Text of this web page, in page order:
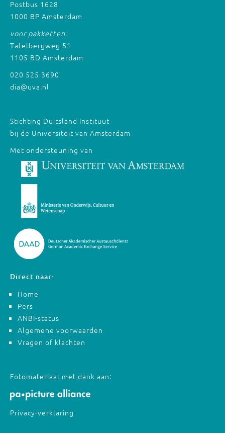
Postbus 1628
1000 BP Amsterdam
voor pakketten:
Tafelbergweg 51
1105 BD Amsterdam
020 525 3690
dia@uva.nl
Stichting Duitsland Instituut
bij de Universiteit van Amsterdam
Met ondersteuning van
Direct naar:
Home
Pers
ANBI-status
Algemene voorwaarden
Vragen of klachten
Fotomateriaal met dank aan:
Privacy-verklaring